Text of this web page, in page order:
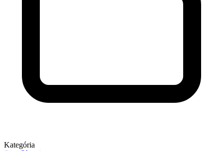
Kategória